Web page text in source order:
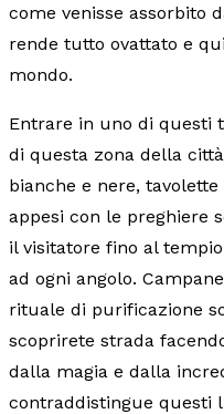
come venisse assorbito
rende tutto ovattato e
mondo.
Entrare in uno di questi
di questa zona della
bianche e nere,
appesi con le preghiere
il visitatore fino al
ad ogni angolo.
rituale di purificazione
scoprirete strada
dalla magia e dalla
contraddistingue questi